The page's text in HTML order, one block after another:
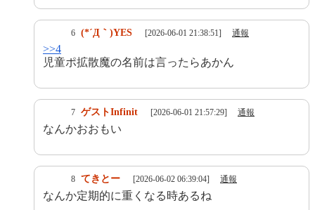
6 (*´Д｀)YES [2026-06-01 21:38:51] 通報
>>4
児童ポ拡散魔の名前は言ったらあかん
7 ゲストInfinit [2026-06-01 21:57:29] 通報
なんかおおもい
8 てきとー [2026-06-02 06:39:04] 通報
なんか定期的に重くなる時あるね